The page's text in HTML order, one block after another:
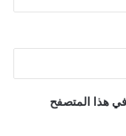
في هذا المتصفح